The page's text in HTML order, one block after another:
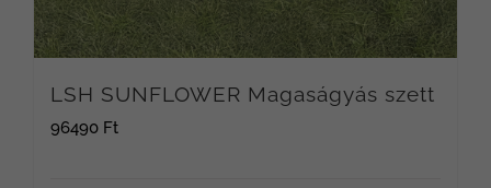
LSH SUNFLOWER Magaságyás szett
96490 Ft